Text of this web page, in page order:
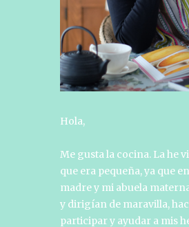
Hola,
Me gusta la cocina. La he
que era pequeña, ya que
madre y mi abuela
y dirigían de maravilla,
participar y ayudar a mis